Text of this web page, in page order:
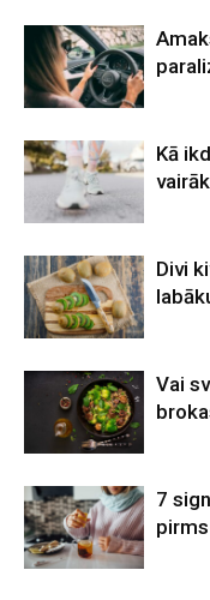
Kā
Divi
Vai
7